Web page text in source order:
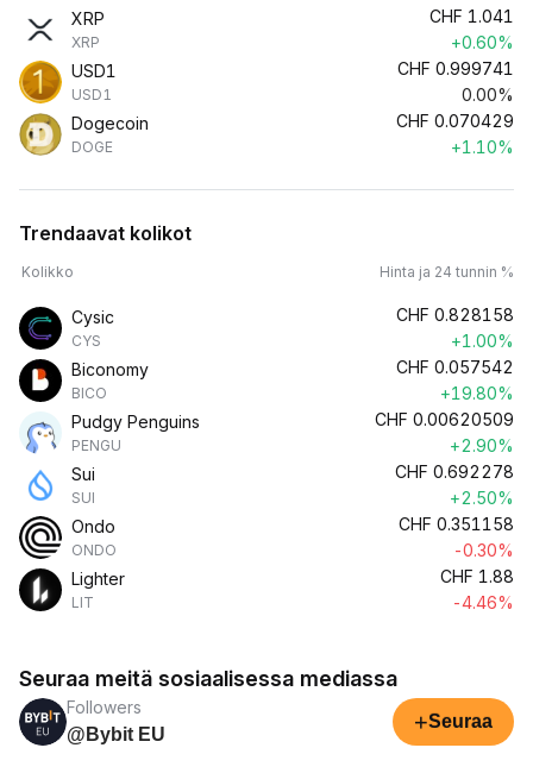
XRP
XRP
CHF 1.041
+0.60%
USD1
USD1
CHF 0.999741
0.00%
Dogecoin
DOGE
CHF 0.070429
+1.10%
Trendaavat kolikot
Kolikko Hinta ja 24 tunnin %
Cysic
CYS
CHF 0.828158
+1.00%
Biconomy
BICO
CHF 0.057542
+19.80%
Pudgy Penguins
PENGU
CHF 0.00620509
+2.90%
Sui
SUI
CHF 0.692278
+2.50%
Ondo
ONDO
CHF 0.351158
-0.30%
Lighter
LIT
CHF 1.88
-4.46%
Seuraa meitä sosiaalisessa mediassa
Followers
@Bybit EU
+Seuraa